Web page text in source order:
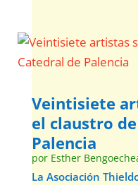
Veintisiete
el claustro
Palencia
por Esther
La Asociación